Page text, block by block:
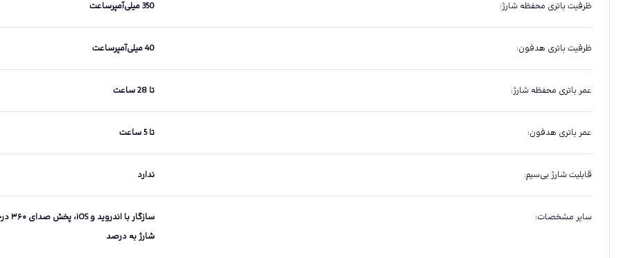
ظرفیت باتری محفظه شارژ: 350 میلی‌آمپرساعت
ظرفیت باتری هدفون: 40 میلی‌آمپرساعت
عمر باتری محفظه شارژ: تا 28 ساعت
عمر باتری هدفون: تا 5 ساعت
قابلیت شارژ بی‌سیم: ندارد
سایر مشخصات:
شارژ به درصد